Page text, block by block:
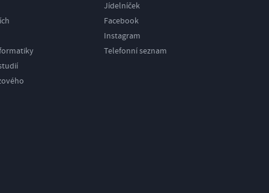
Jídelníček
Facebook
Instagram
Telefonní seznam